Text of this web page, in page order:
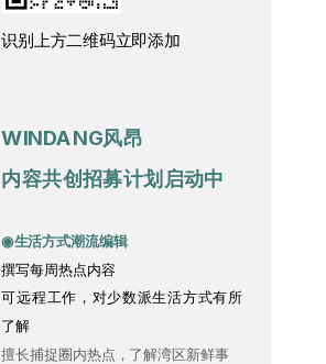
识别上方二维码立即添加
WINDANG风昂
内容共创招募计划启动中
◉生活方式潮流编辑
撰写每周热点内容
可远程工作，对少数派生活方式有所
了解
擅长捕捉圈内热点，了解湾区新鲜事